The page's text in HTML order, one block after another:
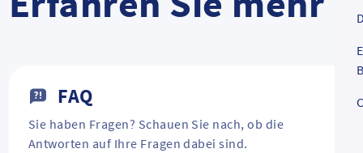
FAQ
Sie haben Fragen? Schauen Sie nach, ob die
Antworten auf Ihre Fragen dabei sind.